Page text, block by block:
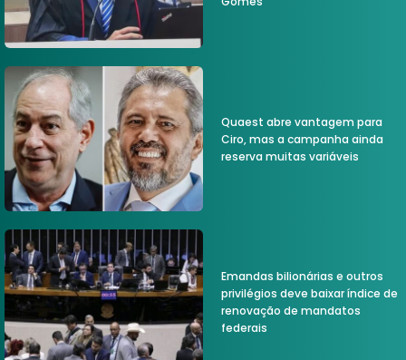
Quaest abre vantagem para
Ciro, mas a campanha ainda
reserva muitas variáveis
Emandas bilionárias e outros
privilégios deve baixar índice de
renovação de mandatos
federais